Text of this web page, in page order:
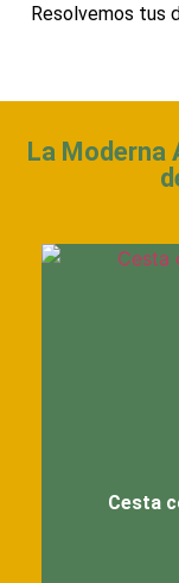
Resolvemos tus
La Moderna
Cesta